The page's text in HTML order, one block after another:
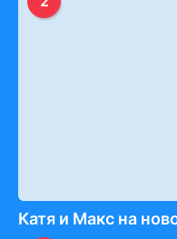
Катя и Макс на